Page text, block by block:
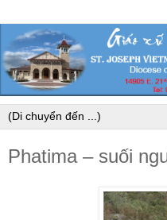
Phatima – suối